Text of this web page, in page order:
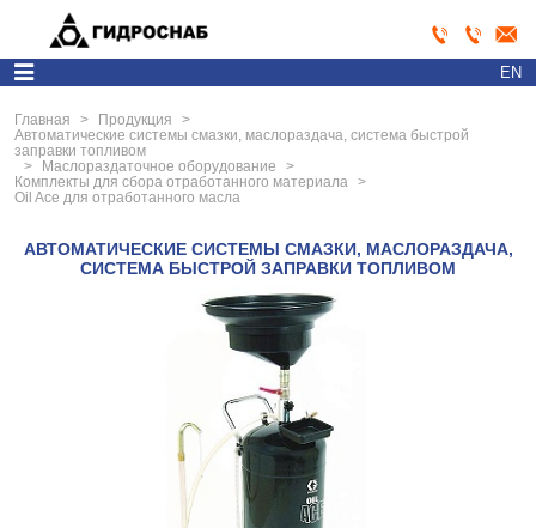
EN
Главная > Продукция
>
Автоматические системы смазки, маслораздача, система быстрой
заправки топливом
>
Маслораздаточное оборудование
>
Комплекты для сбора отработанного материала >
Oil Ace для отработанного масла
АВТОМАТИЧЕСКИЕ СИСТЕМЫ СМАЗКИ, МАСЛОРАЗДАЧА,
СИСТЕМА БЫСТРОЙ ЗАПРАВКИ ТОПЛИВОМ